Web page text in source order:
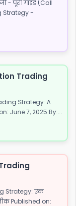
- पूरी गाइड (Call
Strategy -
Trading
Strategy: A
June 7, 2025 By:...
Strategy: एक
Published on: